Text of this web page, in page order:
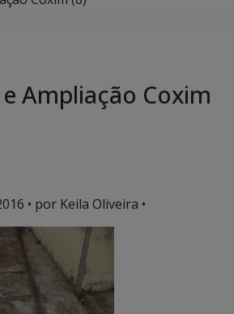
Ampliação Coxim
• por Keila Oliveira •